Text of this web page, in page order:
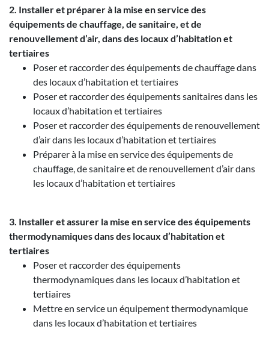
2. Installer et préparer à la mise en service des
équipements de chauffage, de sanitaire, et de
renouvellement d’air, dans des locaux d’habitation et
tertiaires
Poser et raccorder des équipements de chauffage dans
des locaux d’habitation et tertiaires
Poser et raccorder des équipements sanitaires dans les
locaux d’habitation et tertiaires
Poser et raccorder des équipements de renouvellement
d’air dans les locaux d’habitation et tertiaires
Préparer à la mise en service des équipements de
chauffage, de sanitaire et de renouvellement d’air dans
les locaux d’habitation et tertiaires
3. Installer et assurer la mise en service des équipements
thermodynamiques dans des locaux d’habitation et
tertiaires
Poser et raccorder des équipements
thermodynamiques dans les locaux d’habitation et
tertiaires
Mettre en service un équipement thermodynamique
dans les locaux d’habitation et tertiaires